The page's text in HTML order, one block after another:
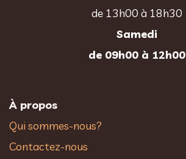
de 13h00 à 18h30
Samedi
de 09h00 à 12h00
À propos
Qui sommes-nous?
Contactez-nous